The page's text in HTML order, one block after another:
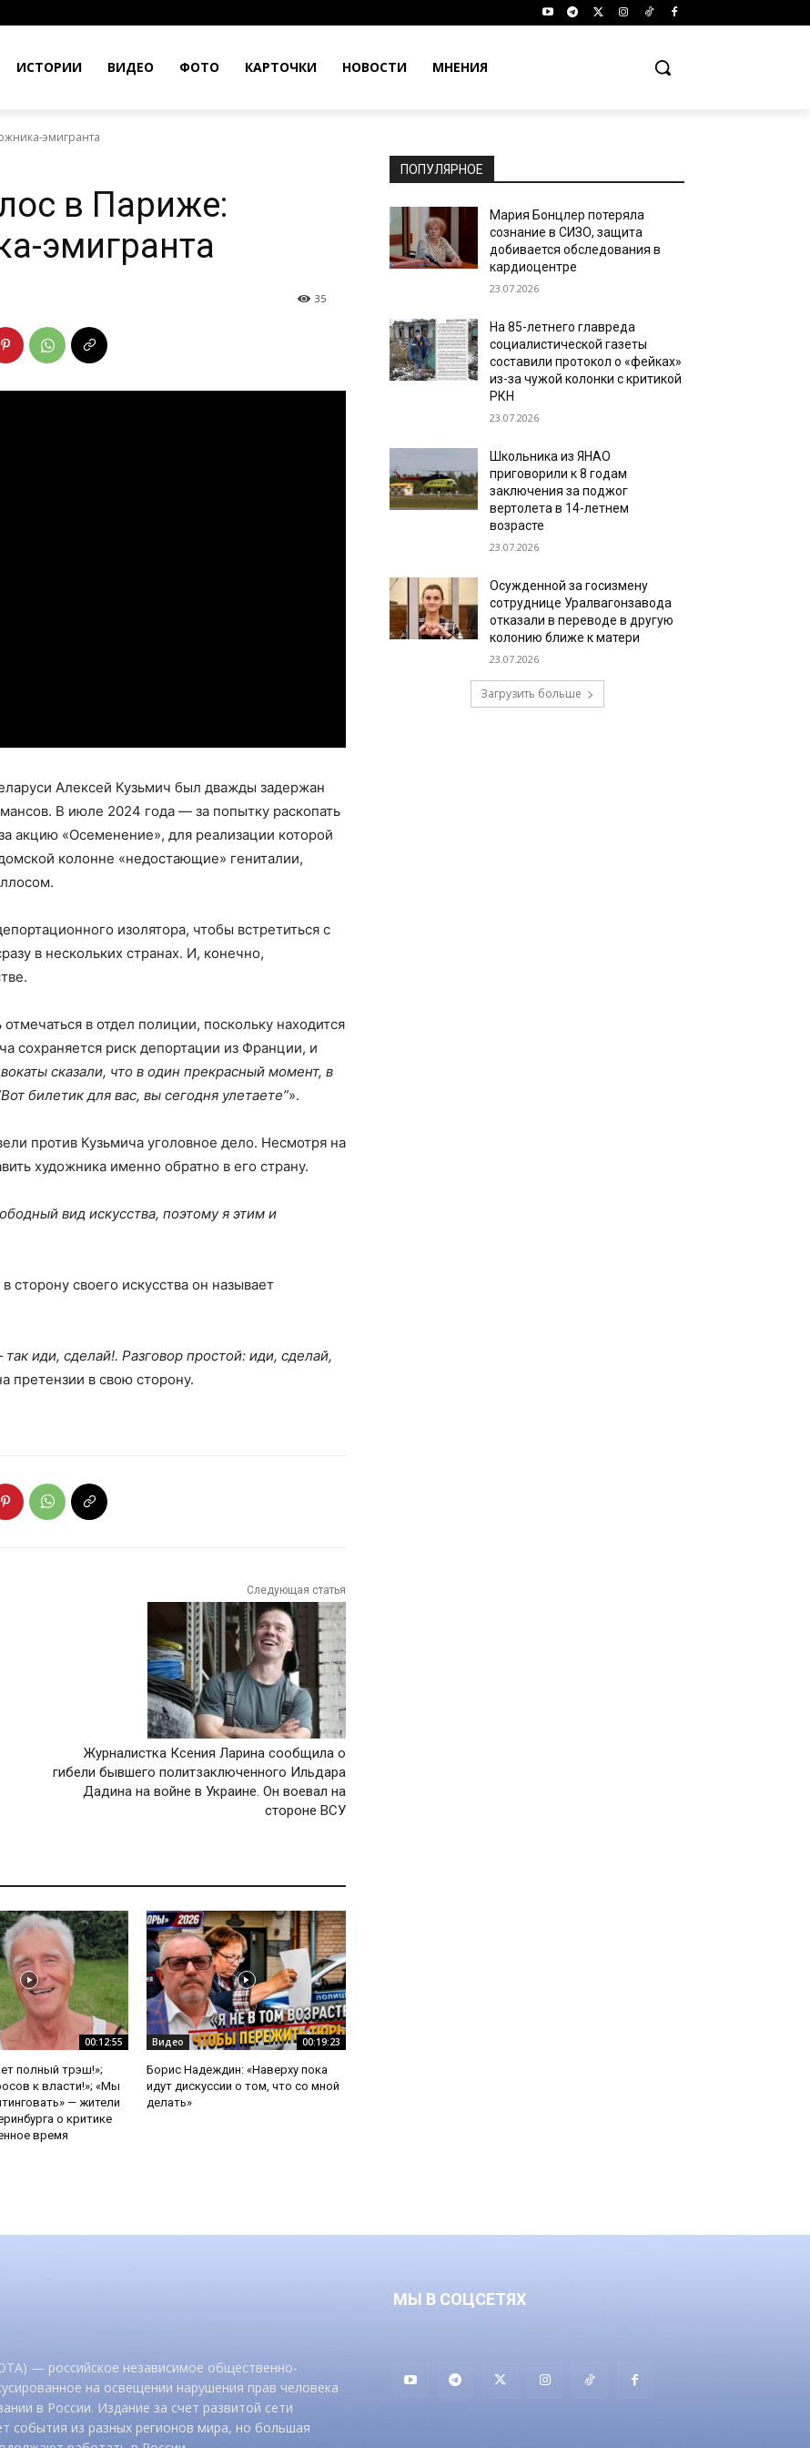
ИСТОРИИ ВИДЕО ФОТО КАРТОЧКИ НОВОСТИ МНЕНИЯ
эмигранта
в Париже:
эмигранта
35
Алексей Кузьмич был дважды задержан
В июле 2024 года — за попытку раскопать
акцию «Осеменение», для реализации которой
колонне «недостающие» гениталии,
изолятора, чтобы встретиться с
в нескольких странах. И, конечно,
в отдел полиции, поскольку находится
сохраняется риск депортации из Франции, и
сказали, что в один прекрасный момент, в
билетик для вас, вы сегодня улетаете”».
против Кузьмича уголовное дело. Несмотря на
художника именно обратно в его страну.
вид искусства, поэтому я этим и
сторону своего искусства он называет
иди, сделай!. Разговор простой: иди, сделай,
претензии в свою сторону.
Следующая статья
Журналистка Ксения Ларина сообщила о
гибели бывшего политзаключенного Ильдара
Дадина на войне в Украине. Он воевал на
стороне ВСУ
00:12:55
полный трэш!»;
к власти!»; «Мы
— жители
о критике
время
Видео 00:19:23
Борис Надеждин: «Наверху пока
идут дискуссии о том, что со мной
делать»
ПОПУЛЯРНОЕ
Мария Бонцлер потеряла
сознание в СИЗО, защита
добивается обследования в
кардиоцентре
23.07.2026
На 85-летнего главреда
социалистической газеты
составили протокол о «фейках»
из-за чужой колонки с критикой
РКН
23.07.2026
Школьника из ЯНАО
приговорили к 8 годам
заключения за поджог
вертолета в 14-летнем
возрасте
23.07.2026
Осужденной за госизмену
сотруднице Уралвагонзавода
отказали в переводе в другую
колонию ближе к матери
23.07.2026
Загрузить больше
— российское независимое общественно-
на освещении нарушения прав человека
в России. Издание за счет развитой сети
события из разных регионов мира, но большая
МЫ В СОЦСЕТЯХ